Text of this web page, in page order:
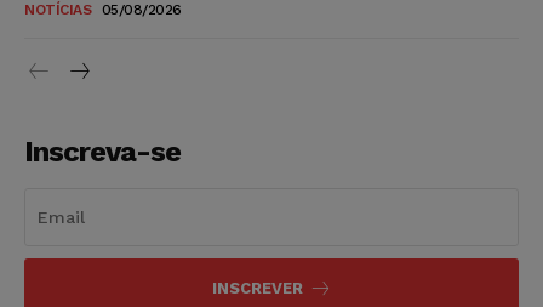
NOTÍCIAS 05/08/2026
Inscreva-se
INSCREVER